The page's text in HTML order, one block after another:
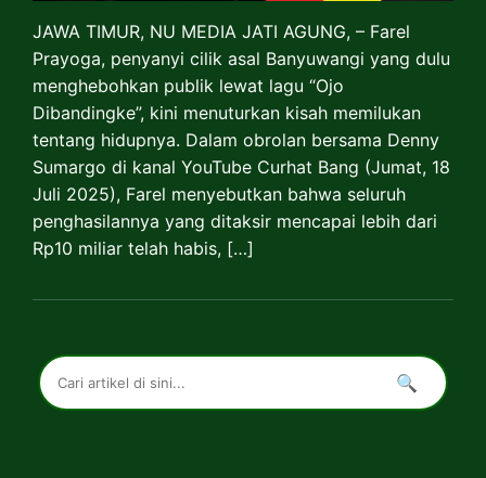
JAWA TIMUR, NU MEDIA JATI AGUNG, – Farel
Prayoga, penyanyi cilik asal Banyuwangi yang dulu
menghebohkan publik lewat lagu “Ojo
Dibandingke”, kini menuturkan kisah memilukan
tentang hidupnya. Dalam obrolan bersama Denny
Sumargo di kanal YouTube Curhat Bang (Jumat, 18
Juli 2025), Farel menyebutkan bahwa seluruh
penghasilannya yang ditaksir mencapai lebih dari
Rp10 miliar telah habis, […]
🔍